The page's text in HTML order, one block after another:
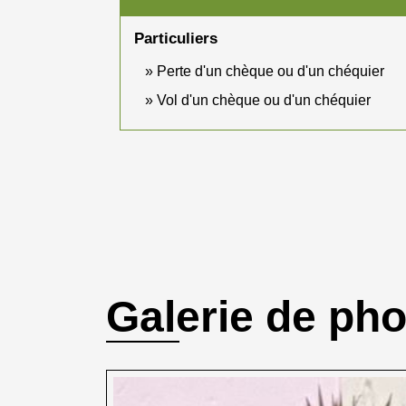
Particuliers
Perte d'un chèque ou d'un chéquier
Vol d'un chèque ou d'un chéquier
Galerie de